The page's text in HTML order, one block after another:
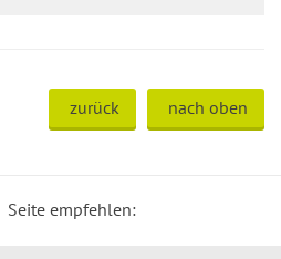
zurück nach oben
Seite empfehlen: